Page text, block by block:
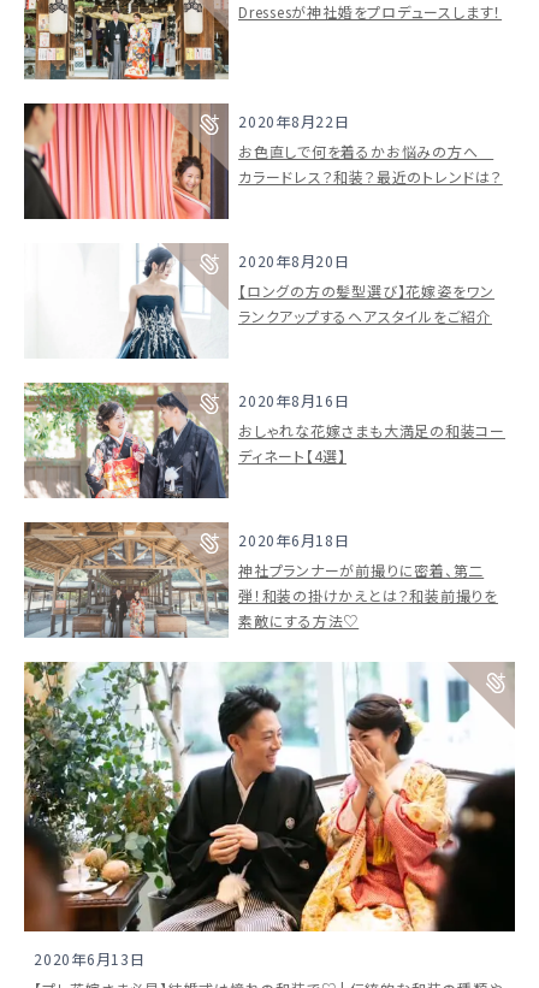
ウェディングマガジン
Dressesが神社婚をプロデュースします！
2020年8月22日
お色直しで何を着るかお悩みの方へ
カラードレス？和装？最近のトレンドは？
2020年8月20日
【ロングの方の髪型選び】花嫁姿をワン
ランクアップするヘアスタイルをご紹介
2020年8月16日
おしゃれな花嫁さまも大満足の和装コー
ディネート【4選】
2020年6月18日
神社プランナーが前撮りに密着、第二
弾！和装の掛けかえとは？和装前撮りを
素敵にする方法♡
2020年6月13日